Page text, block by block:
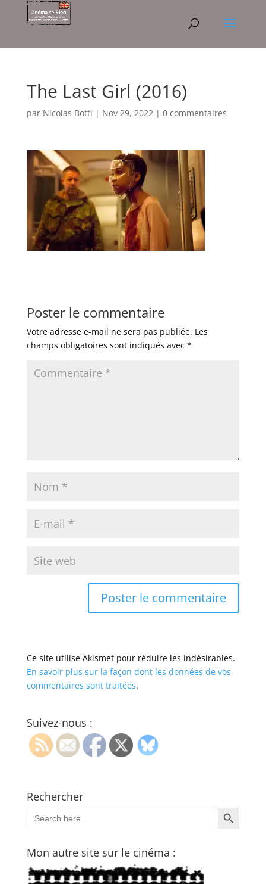
The Last Girl (2016)
par Nicolas Botti | Nov 29, 2022| 0 commentaires
Poster le commentaire
Votre adresse e-mail ne sera pas publiée. Les
champs obligatoires sont indiqués avec *
Ce site utilise Akismet pour réduire les indésirables.
En savoir plus sur la façon dont les données de vos
commentaires sont traitées.
Suivez-nous :
Rechercher
Search
for:
Search Button
Mon autre site sur le cinéma :